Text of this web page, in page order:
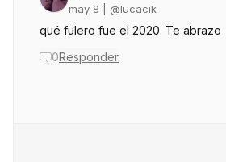
may 8 | @lucacik
qué fulero fue el 2020. Te abrazo
0Responder